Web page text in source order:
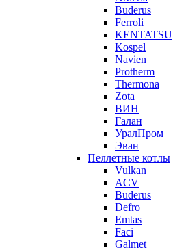
Buderus
Ferroli
KENTATSU
Kospel
Navien
Protherm
Thermona
Zota
ВИН
Галан
УралПром
Эван
Пеллетные котлы
Vulkan
ACV
Buderus
Defro
Emtas
Faci
Galmet